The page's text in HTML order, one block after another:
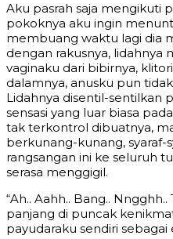
Aku pasrah saja mengikuti
pokoknya aku ingin
membuang waktu lagi dia
dengan rakusnya, lidahnya
vaginaku dari bibirnya,
dalamnya, anusku pun
Lidahnya disentil-sentilkan
sensasi yang luar biasa
tak terkontrol dibuatnya,
berkunang-kunang, syaraf-
rangsangan ini ke seluruh
serasa menggigil.
“Ah.. Aahh.. Bang..
panjang di puncak
payudaraku sendiri sebagai